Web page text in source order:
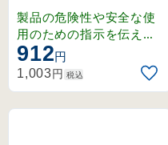
小 (203014)
製品の危険性や安全な使
用のための指示を伝える
PL警告表示ラベル。
912円
1,003円 税込